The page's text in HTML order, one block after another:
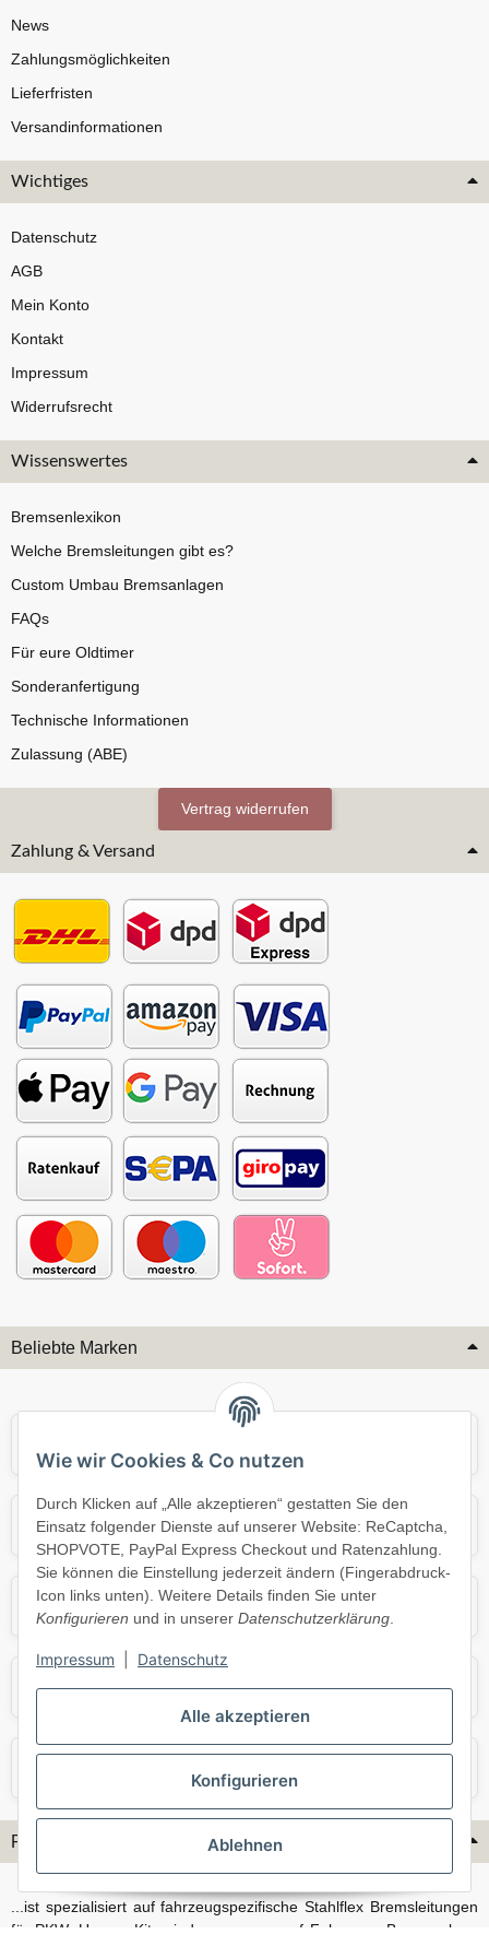
Alle akzeptieren
Konfigurieren
Ablehnen
Wie wir Cookies & Co nutzen
Durch Klicken auf „Alle akzeptieren“ gestatten Sie den
Einsatz folgender Dienste auf unserer Website: ReCaptcha,
SHOPVOTE, PayPal Express Checkout und Ratenzahlung.
Sie können die Einstellung jederzeit ändern (Fingerabdruck-
Icon links unten). Weitere Details finden Sie unter
Konfigurieren und in unserer Datenschutzerklärung.
Impressum Datenschutz
News
Zahlungsmöglichkeiten
Lieferfristen
Versandinformationen
Wichtiges
Datenschutz
AGB
Mein Konto
Kontakt
Impressum
Widerrufsrecht
Wissenswertes
Bremsenlexikon
Welche Bremsleitungen gibt es?
Custom Umbau Bremsanlagen
FAQs
Für eure Oldtimer
Sonderanfertigung
Technische Informationen
Zulassung (ABE)
Vertrag widerrufen
Zahlung & Versand
Beliebte Marken
Mercedes Mini
Opel Porsche
Skoda Smart
Flex-Hydraulik...
...ist spezialisiert auf fahrzeugspezifische Stahlflex Bremsleitungen
für PKW. Unsere Kits sind passgenau auf Fahrzeug, Bremsanlage